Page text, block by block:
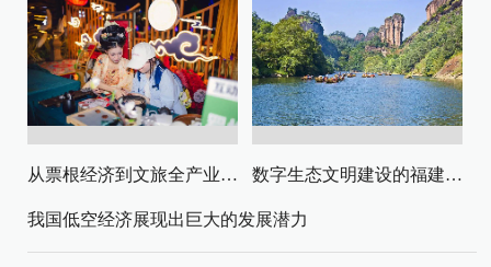
从票根经济到文旅全产业链升级 数字生态文明建设的福建路径与启示
我国低空经济展现出巨大的发展潜力